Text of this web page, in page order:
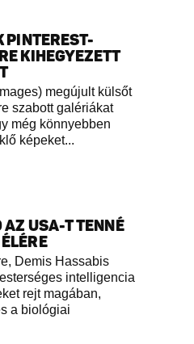
PINTEREST-
KIHEGYEZETT
megújult külsőt
szabott galériákat
még könnyebben
képeket...
AZ USA-T TENNÉ
Demis Hassabis
intelligencia
rejt magában,
a biológiai